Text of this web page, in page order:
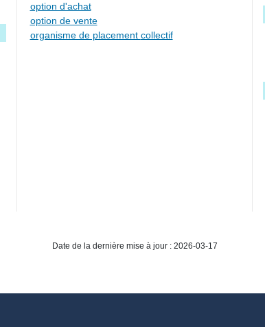
option d'achat
option de vente
organisme de placement collectif
Date de la dernière mise à jour : 2026-03-17